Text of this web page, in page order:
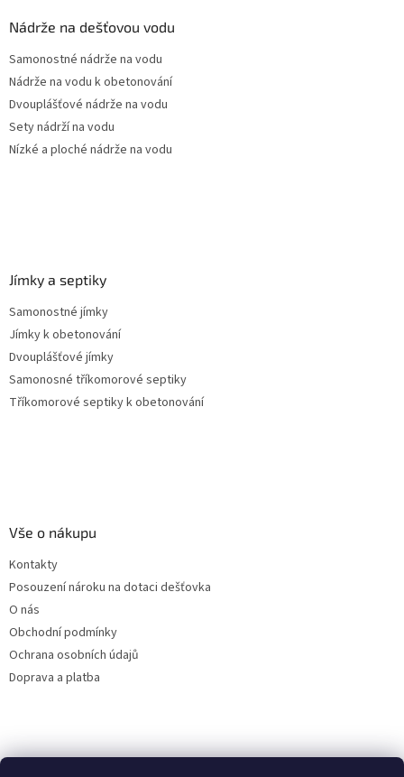
Nádrže na dešťovou vodu
Samonostné nádrže na vodu
Nádrže na vodu k obetonování
Dvouplášťové nádrže na vodu
Sety nádrží na vodu
Nízké a ploché nádrže na vodu
Jímky a septiky
Samonostné jímky
Jímky k obetonování
Dvouplášťové jímky
Samonosné tříkomorové septiky
Tříkomorové septiky k obetonování
Vše o nákupu
Kontakty
Posouzení nároku na dotaci dešťovka
O nás
Obchodní podmínky
Ochrana osobních údajů
Doprava a platba